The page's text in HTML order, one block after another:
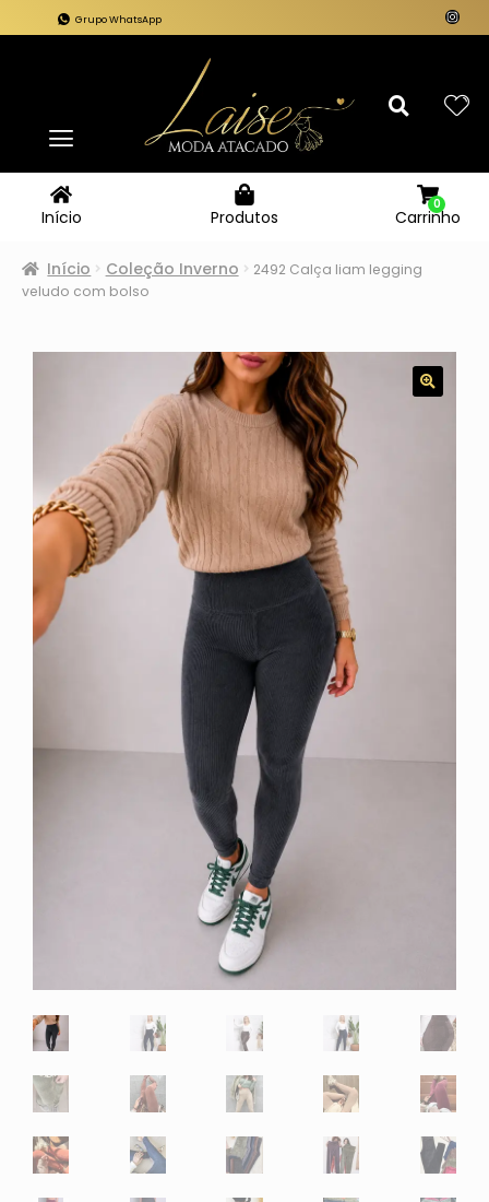
Grupo WhatsApp
Início Produtos Carrinho
0
Início Coleção Inverno
2492 Calça liam legging
veludo com bolso